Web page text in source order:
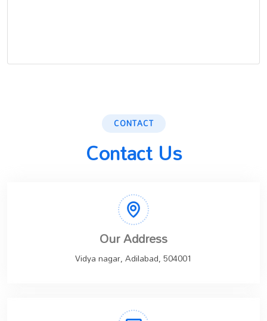
CONTACT
Contact Us
Our Address
Vidya nagar, Adilabad, 504001